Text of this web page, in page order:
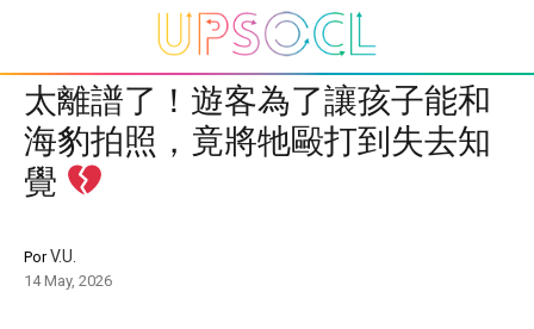
太離譜了！遊客為了讓孩子能和
海豹拍照，竟將牠毆打到失去知
覺
PorV.U.
14 May, 2026